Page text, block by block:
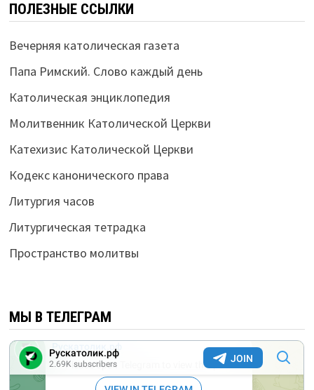
ПОЛЕЗНЫЕ ССЫЛКИ
Вечерняя католическая газета
Папа Римский. Слово каждый день
Католическая энциклопедия
Молитвенник Католической Церкви
Катехизис Католической Церкви
Кодекс канонического права
Литургия часов
Литургическая тетрадка
Пространство молитвы
МЫ В ТЕЛЕГРАМ